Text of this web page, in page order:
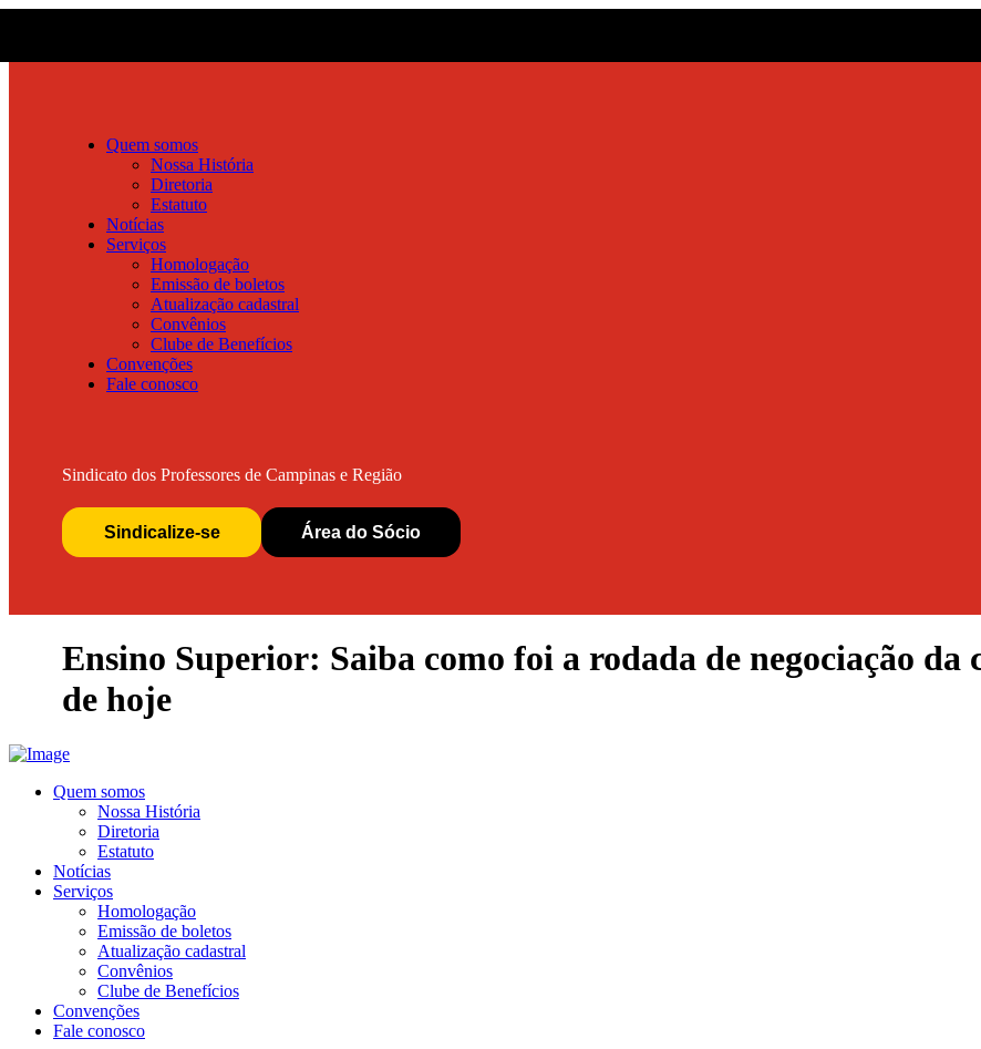
Quem somos
Nossa História
Diretoria
Estatuto
Notícias
Serviços
Homologação
Emissão de boletos
Atualização cadastral
Convênios
Clube de Benefícios
Convenções
Fale conosco
Sindicato dos Professores de Campinas e Região
Sindicalize-se Área do Sócio
Ensino Superior: Saiba como foi a rodada de negociação
de hoje
Quem somos
Nossa História
Diretoria
Estatuto
Notícias
Serviços
Homologação
Emissão de boletos
Atualização cadastral
Convênios
Clube de Benefícios
Convenções
Fale conosco